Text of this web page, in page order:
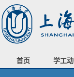
首页 学工